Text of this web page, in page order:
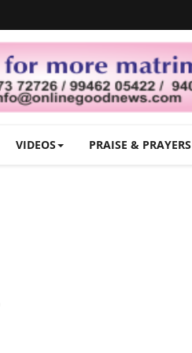
VIDEOS PRAISE & PRAYERS